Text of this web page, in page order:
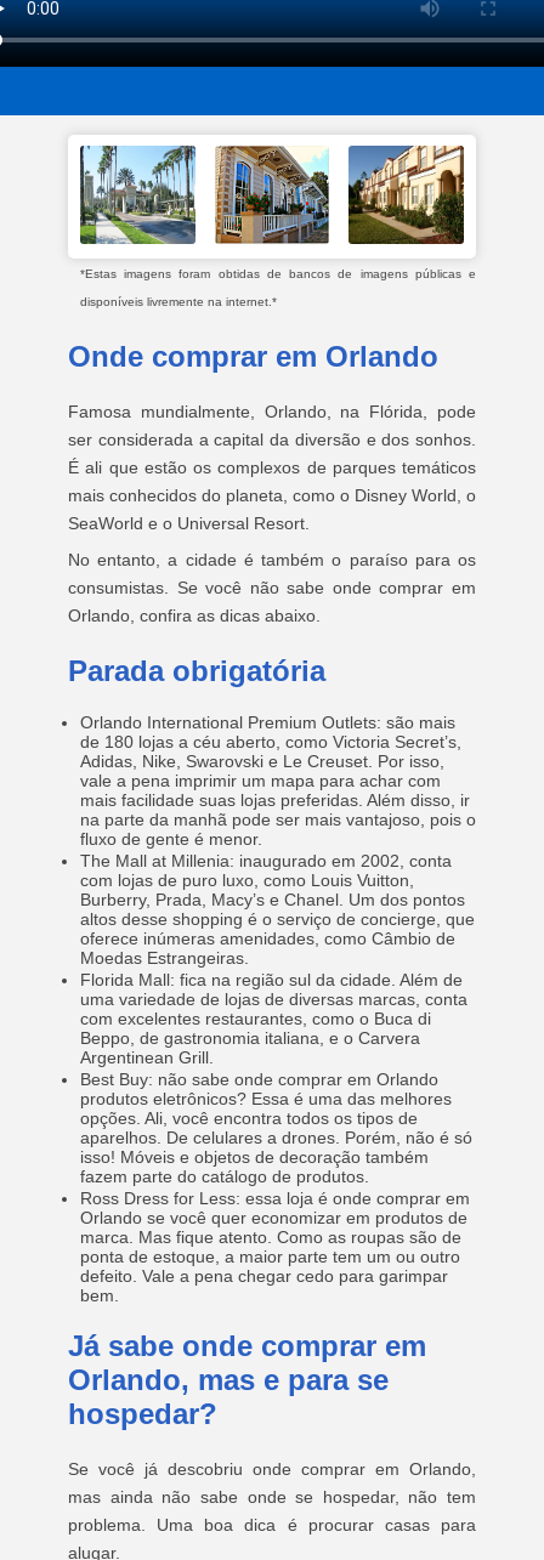
*Estas imagens foram obtidas de bancos de imagens públicas e
disponíveis livremente na internet.*
Onde comprar em Orlando
Famosa mundialmente, Orlando, na Flórida, pode
ser considerada a capital da diversão e dos sonhos.
É ali que estão os complexos de parques temáticos
mais conhecidos do planeta, como o Disney World, o
SeaWorld e o Universal Resort.
No entanto, a cidade é também o paraíso para os
consumistas. Se você não sabe onde comprar em
Orlando, confira as dicas abaixo.
Parada obrigatória
Orlando International Premium Outlets: são mais
de 180 lojas a céu aberto, como Victoria Secret’s,
Adidas, Nike, Swarovski e Le Creuset. Por isso,
vale a pena imprimir um mapa para achar com
mais facilidade suas lojas preferidas. Além disso, ir
na parte da manhã pode ser mais vantajoso, pois o
fluxo de gente é menor.
The Mall at Millenia: inaugurado em 2002, conta
com lojas de puro luxo, como Louis Vuitton,
Burberry, Prada, Macy’s e Chanel. Um dos pontos
altos desse shopping é o serviço de concierge, que
oferece inúmeras amenidades, como Câmbio de
Moedas Estrangeiras.
Florida Mall: fica na região sul da cidade. Além de
uma variedade de lojas de diversas marcas, conta
com excelentes restaurantes, como o Buca di
Beppo, de gastronomia italiana, e o Carvera
Argentinean Grill.
Best Buy: não sabe onde comprar em Orlando
produtos eletrônicos? Essa é uma das melhores
opções. Ali, você encontra todos os tipos de
aparelhos. De celulares a drones. Porém, não é só
isso! Móveis e objetos de decoração também
fazem parte do catálogo de produtos.
Ross Dress for Less: essa loja é onde comprar em
Orlando se você quer economizar em produtos de
marca. Mas fique atento. Como as roupas são de
ponta de estoque, a maior parte tem um ou outro
defeito. Vale a pena chegar cedo para garimpar
bem.
Já sabe onde comprar em
Orlando, mas e para se
hospedar?
Se você já descobriu onde comprar em Orlando,
mas ainda não sabe onde se hospedar, não tem
problema. Uma boa dica é procurar casas para
alugar.